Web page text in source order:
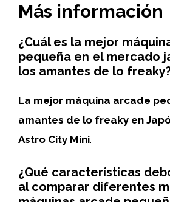
Más información
¿Cuál es la mejor
pequeña en el mercado
los amantes de lo
La mejor máquina arcade
amantes de lo freaky en
Astro City Mini.
¿Qué características
al comparar diferentes